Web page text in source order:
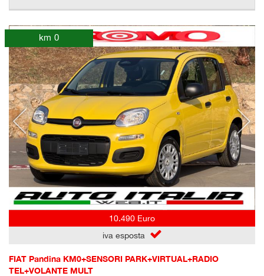
10.490 Euro
iva esposta
km 0
FIAT Pandina KM0+SENSORI PARK+VIRTUAL+RADIO
TEL+VOLANTE MULT